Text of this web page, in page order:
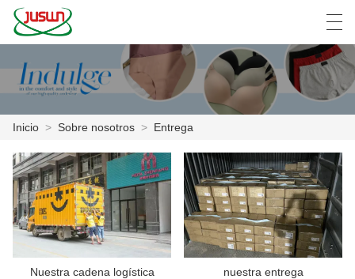
INICIO
PRODUCTOS
NOTICIAS
CASO
Deutsch English Español
Inicio > Sobre nosotros > Entrega
Nuestra cadena logística
nuestra entrega